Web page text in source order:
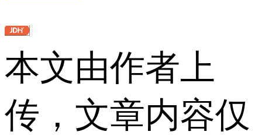
本文由作者上
传，文章内容仅